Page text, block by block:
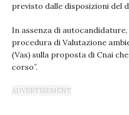
previsto dalle disposizioni del
In assenza di autocandidature,
procedura di Valutazione
(Vas) sulla proposta di Cnai
corso”.